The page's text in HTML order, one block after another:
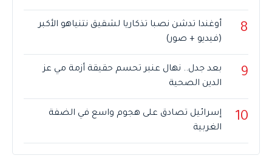
8
أوغندا تدشن نصبا تذكاريا لشقيق نتنياهو الأكبر
(فيديو + صور)
9
بعد جدل.. نهال عنبر تحسم حقيقة أزمة مي عز
الدين الصحية
10
إسرائيل تصادق على هجوم واسع في الضفة
الغربية